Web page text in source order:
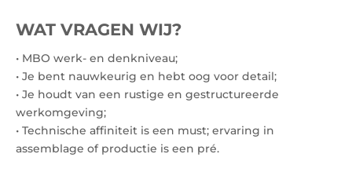
WAT VRAGEN WIJ?
• MBO werk- en denkniveau;
• Je bent nauwkeurig en hebt oog voor detail;
• Je houdt van een rustige en gestructureerde
werkomgeving;
• Technische affiniteit is een must; ervaring in
assemblage of productie is een pré.